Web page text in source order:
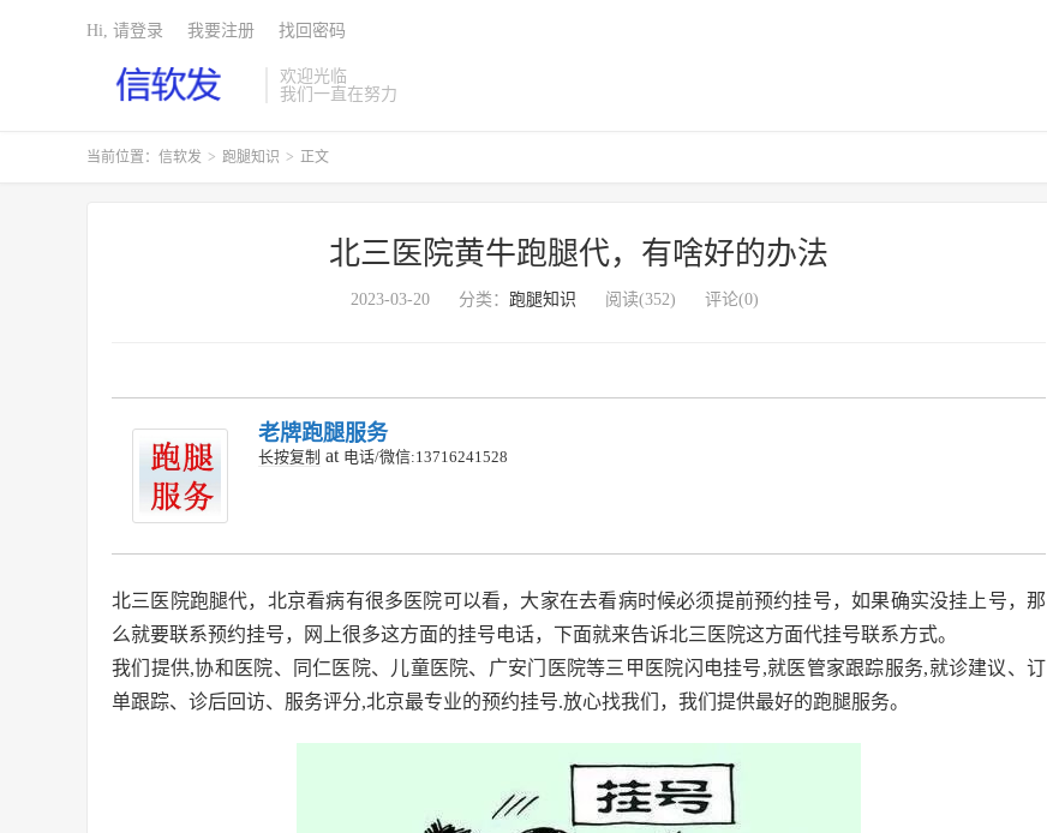
欢迎光临
我们一直在努力
Hi, 请登录 我要注册 找回密码
当前位置： 信软发 > 跑腿知识 > 正文
北三医院黄牛跑腿代，有啥好的办法
2023-03-20 分类： 跑腿知识 阅读(352) 评论(0)
老牌跑腿服务
长按复制 at 电话/微信:13716241528
北三医院跑腿代，北京看病有很多医院可以看，大家在去看病时候必须提前预约挂号，如果确实没挂上号，那
么就要联系预约挂号，网上很多这方面的挂号电话，下面就来告诉北三医院这方面代挂号联系方式。
我们提供,协和医院、同仁医院、儿童医院、广安门医院等三甲医院闪电挂号,就医管家跟踪服务,就诊建议、订
单跟踪、诊后回访、服务评分,北京最专业的预约挂号.放心找我们，我们提供最好的跑腿服务。